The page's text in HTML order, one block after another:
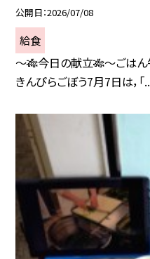
公開日 2026/07/08
給食
～🎋今日の献立🎋～ごはん
きんぴらごぼう7月7日は，「